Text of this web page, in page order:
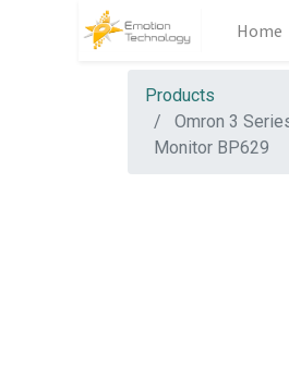
Home
Products
Omron 3
Monitor BP629